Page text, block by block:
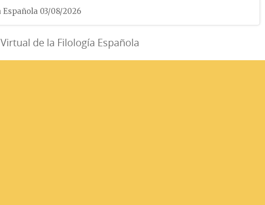
03/08/2026
de la Filología Española